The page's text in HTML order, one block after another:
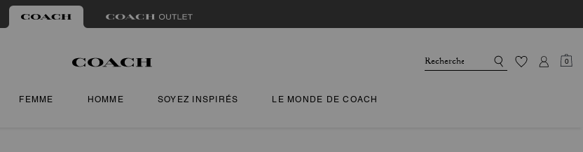
0
FEMME HOMME SOYEZ INSPIRÉS LE MONDE DE COACH